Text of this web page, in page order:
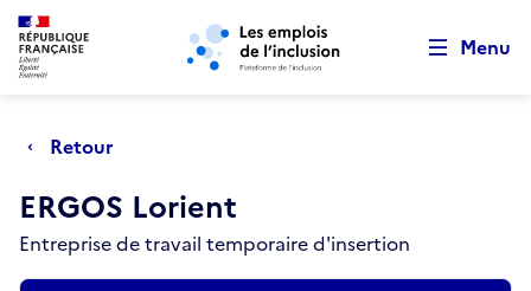
Aller au menu principal Aller au contenu principal
Menu
Retour
ERGOS Lorient
Entreprise de travail temporaire d'insertion
Retour au début de la page
Panneau de gestion des cookies